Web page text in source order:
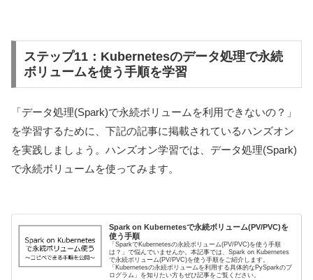
ステップ11：Kubernetesのデータ処理で永続
ボリュームを使う手順を学習
「データ処理(Spark)で永続ボリュームを利用できないの？」
を学習するために、下記の記事に掲載されているハンズオン
を実践しましょう。ハンズオン学習では、データ処理(Spark)
で永続ボリュームを使ってみます。
Spark on Kubernetesで永続ボリューム(PV/PVC)を
使う手順
「SparkでKubernetesの永続ボリューム(PV/PVC)を使う手順
は？」で悩んでいませんか。本記事では、Spark on Kubernetes
で永続ボリューム(PV/PVC)を使う手順をご紹介します。
「Kubernetesの永続ボリュームを利用する具体的なPySparkのプ
ログラム」を知りたい方もぜひ記事をご覧ください。